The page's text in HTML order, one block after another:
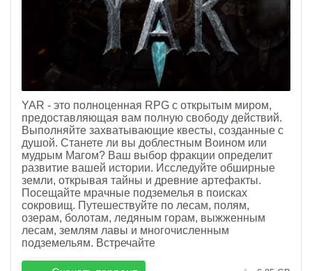
YAR - это полноценная RPG с открытым миром,
предоставляющая вам полную свободу действий.
Выполняйте захватывающие квесты, созданные с
душой. Станете ли вы доблестным Воином или
мудрым Магом? Ваш выбор фракции определит
развитие вашей истории. Исследуйте обширные
земли, открывая тайны и древние артефакты.
Посещайте мрачные подземелья в поисках
сокровищ. Путешествуйте по лесам, полям,
озерам, болотам, ледяным горам, выжженным
лесам, землям лавы и многочисленным
подземельям. Встречайте